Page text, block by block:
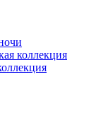
коллекция